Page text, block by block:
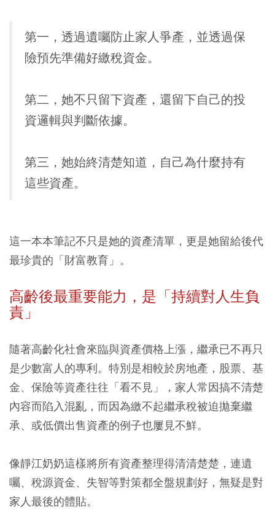
第一，透過遺囑防止家人爭產，並透過保
險預先準備好繳稅資金。
第二，她不只留下資產，還留下自己的投
資邏輯與判斷依據。
第三，她始終清楚知道，自己為什麼持有
這些資產。
這一本本筆記不只是她的資產清單，更是她留給後代
最珍貴的「財富教育」。
高齡後最重要能力，是「持續對人生負
責」
隨著高齡化社會來臨與資產價格上漲，繼承已不再只
是少數富人的專利。特別是相較於房地產，股票、基
金、保險等資產往往「看不見」，家人常因搞不清楚
內容而陷入混亂，而因為繳不起繼承稅被迫拋棄繼
承、或低價出售資產的例子也屢見不鮮。
像靜江奶奶這樣將所有資產整理得清清楚楚，連遺
囑、稅源資金、失智等對策都全盤規劃好，無疑是對
家人最後的體貼。